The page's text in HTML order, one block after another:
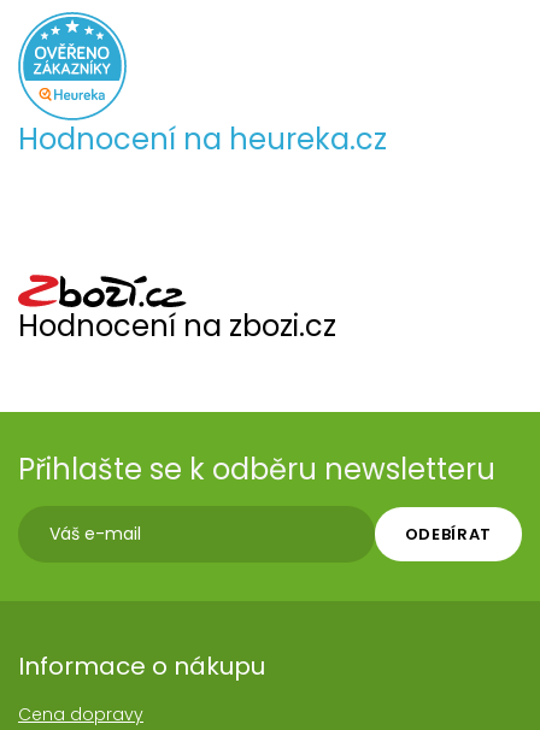
Hodnocení na heureka.cz
Hodnocení na zbozi.cz
Přihlašte se k odběru newsletteru
ODEBÍRAT
Informace o nákupu
Cena dopravy